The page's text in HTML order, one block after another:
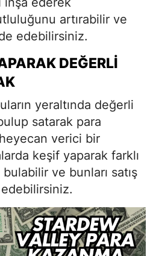
artırabilir ve
edebilirsiniz.
DEĞERLI
yeraltında değerli
satarak para
verici bir
keşif yaparak farklı
ve bunları satış